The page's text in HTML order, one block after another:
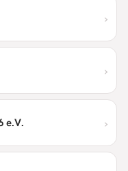
›
›
e.V. ›